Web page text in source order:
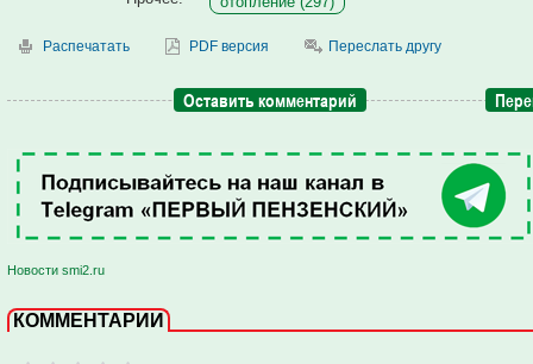
Распечатать PDF версия Переслать другу
Оставить комментарий
Новости smi2.ru
КОММЕНТАРИИ